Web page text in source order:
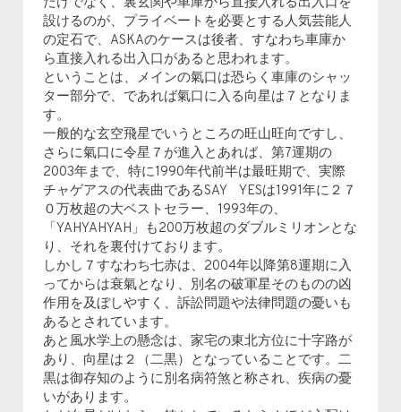
だけでなく、裏玄関や車庫から直接入れる出入口を
設けるのが、プライベートを必要とする人気芸能人
の定石で、ASKAのケースは後者、すなわち車庫か
ら直接入れる出入口があると思われます。
ということは、メインの氣口は恐らく車庫のシャッ
ター部分で、であれば氣口に入る向星は７となりま
す。
一般的な玄空飛星でいうところの旺山旺向ですし、
さらに氣口に令星７が進入とあれば、第7運期の
2003年まで、特に1990年代前半は最旺期で、実際
チャゲアスの代表曲であるSAY YESは1991年に２７
０万枚超の大ベストセラー、1993年の、
「YAHYAHYAH」も200万枚超のダブルミリオンとな
り、それを裏付けております。
しかし７すなわち七赤は、2004年以降第8運期に入
ってからは衰氣となり、別名の破軍星そのものの凶
作用を及ぼしやすく、訴訟問題や法律問題の憂いも
あるとされています。
あと風水学上の懸念は、家宅の東北方位に十字路が
あり、向星は２（二黒）となっていることです。二
黒は御存知のように別名病符煞と称され、疾病の憂
いがあります。